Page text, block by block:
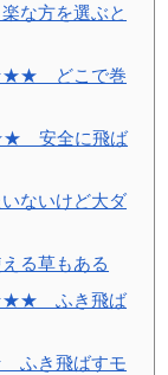
方を選ぶと
どこで巻
安全に飛ば
ないけど大ダ
る草もある
ふき飛ば
き飛ばすモ